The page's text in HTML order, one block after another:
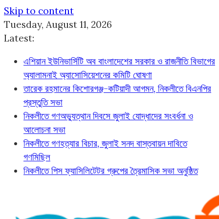
Skip to content
Tuesday, August 11, 2026
Latest:
এশিয়ান ইউনিভার্সিটি অব বাংলাদেশের সরকার ও রাজনীতি বিভাগের
অ্যালামনাই অ্যাসোসিয়েশনের কমিটি ঘোষণা
তারেক রহমানের কিশোরগঞ্জ-কটিয়াদী আগমন, নিকলীতে বিএনপির
প্রস্তুতি সভা
নিকলীতে গণঅভ্যুত্থান দিবসে জুলাই যোদ্ধাদের সংবর্ধনা ও
আলোচনা সভা
নিকলীতে গণহত্যার বিচার, জুলাই সনদ বাস্তবায়ন দাবিতে
গণমিছিল
নিকলীতে পিস ফ্যাসিলিটেটর গ্রুপের ত্রৈমাসিক সভা অনুষ্ঠিত